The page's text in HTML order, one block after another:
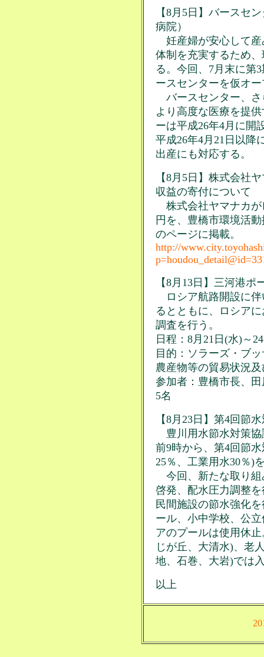
【8月5日】バースセ
病院）
妊産婦が安心して産
体制を充実するため
る。今回、7月末に第
ースセンターを仮オ
バースセンター、さ
より高度な医療を提
ーは平成26年4月に開
平成26年4月21日以降
出産にも対応する。
【8月5日】株式会社
収益の寄付について
株式会社ヤマナカが
円を、豊橋市環境活
のページに掲載。
http://
【8月13日】三河港
ロシア航路開設に伴
るとともに、ロシア
調査を行う。
日程：8月21日(水)～
目的：ソラーズ・ブ
農産物等の貿易状況
参加者：豊橋市長、
5名
【8月23日】第4回節
豊川用水節水対策協
前9時から、第4回節
25％、工業用水30％)
今回、新たな取り組
啓発、配水圧力調整
民間施設の節水強化
ール、小中学校、公
アのプールは使用休
じが丘、大清水)、老
地、石巻、大岩)では
以上